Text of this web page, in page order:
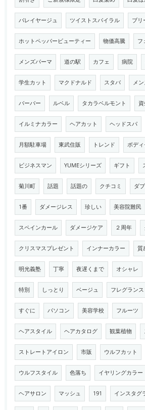
バレイヤージュ ツイストスパイラル ブリ
ホットペッパービューティー 物価高騰 フ
メンズパーマ 道の駅 カフェ 病院
学生カット マクドナルド スタバ メ
バーバー ルベル タカラベルモント
イルミナカラー ヘアカット ヘッドスパ
月額駐車場 東武住販 トレンド ボデ
ビジネスマン YUMEシリーズ ギフト
菊川町 話題 話題の クチコミ ダ
1番 ダメージレス 珍しい 美容院難民
スペインカール ダメージケア ２周年
クリスマスプレゼント インナーカラー 質
明光義塾 丁寧 夜遅くまで オシャレ
特別 しっとり ベージュ フレグランス
すぐに パソコン 美容学校 フルーツ
ヘアスタイル ヘアカタログ 観葉植物
ストレートアイロン 市販 ウルフカット
ウルフスタイル 色落ち イヤリングカラー
ヘアサロン マッシュ 191 インスタグ